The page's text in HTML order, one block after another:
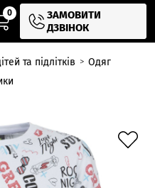
0
ЗАМОВИТИ
ДЗВІНОК
та підлітків
Одяг